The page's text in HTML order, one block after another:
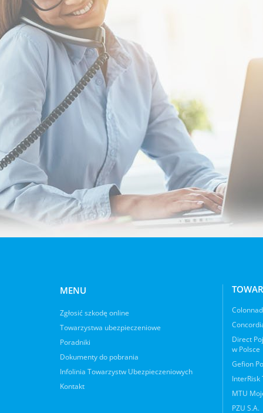
MENU
Zgłosić szkodę online
Towarzystwa ubezpieczeniowe
Poradniki
Dokumenty do pobrania
Infolinia Towarzystw Ubezpieczeniowych
Kontakt
Direct
w Polsce
Gefion
InterRisk
MTU
PZU S.A.